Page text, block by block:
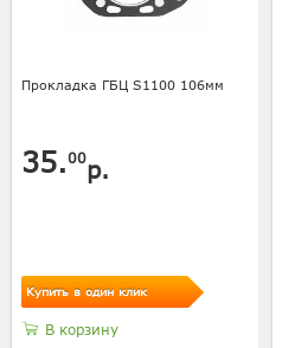
Прокладка ГБЦ S1100 106мм
35.00р.
Купить в один клик
В корзину